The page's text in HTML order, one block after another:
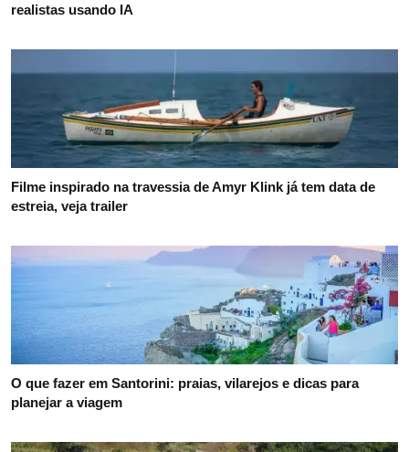
realistas usando IA
Filme inspirado na travessia de Amyr Klink já tem data de
estreia, veja trailer
O que fazer em Santorini: praias, vilarejos e dicas para
planejar a viagem